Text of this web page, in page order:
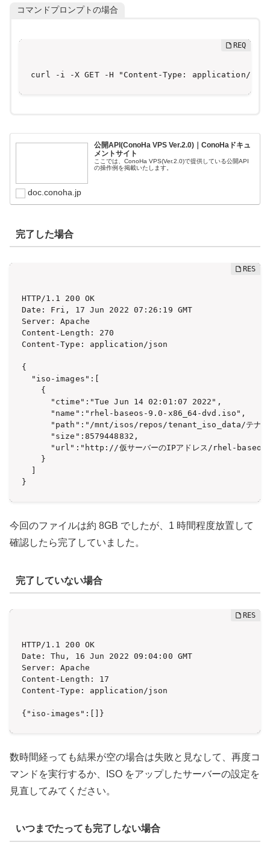
コマンドプロンプトの場合
curl -i -X GET -H "Content-Type: application/
公開API(ConoHa VPS Ver.2.0)｜ConoHaドキュ
メントサイト
ここでは、ConoHa VPS(Ver.2.0)で提供している公開API
の操作例を掲載いたします。
doc.conoha.jp
完了した場合
HTTP/1.1 200 OK
Date: Fri, 17 Jun 2022 07:26:19 GMT
Server: Apache
Content-Length: 270
Content-Type: application/json
{
  "iso-images":[
    {
      "ctime":"Tue Jun 14 02:01:07 2022",
      "name":"rhel-baseos-9.0-x86_64-dvd.iso",
"path":"/mnt/isos/repos/tenant_iso_data/テナ
      "size":8579448832,
"url":"http://仮サーバーのIPアドレス/rhel-
    }
}
今回のファイルは約 8GB でしたが、1 時間程度放置して
確認したら完了していました。
完了していない場合
HTTP/1.1 200 OK
Date: Thu, 16 Jun 2022 09:04:00 GMT
Server: Apache
Content-Length: 17
Content-Type: application/json
{"iso-images":[]}
数時間経っても結果が空の場合は失敗と見なして、再度コ
マンドを実行するか、ISO をアップしたサーバーの設定を
見直してみてください。
いつまでたっても完了しない場合